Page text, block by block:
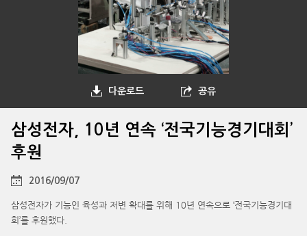
다운로드 공유
삼성전자, 10년 연속 ‘전국기능경기대회’
후원
2016/09/07
삼성전자가 기능인 육성과 저변 확대를 위해 10년 연속으로 ‘전국기능경기대
회’를 후원했다.